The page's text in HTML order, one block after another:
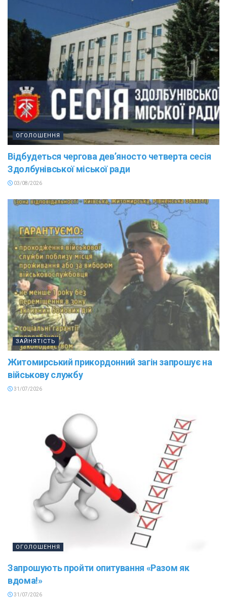
ОГОЛОШЕННЯ
Відбудеться чергова дев’яносто четверта сесія
Здолбунівської міської ради
03/08/2026
ЗАЙНЯТІСТЬ
Житомирський прикордонний загін запрошує на
військову службу
31/07/2026
ОГОЛОШЕННЯ
Запрошують пройти опитування «Разом як
вдома!»
31/07/2026